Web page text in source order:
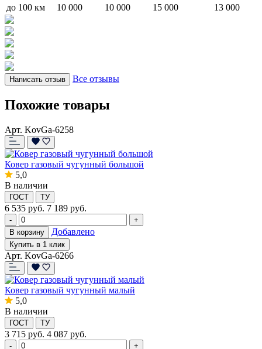
до 100 км
10 000 10 000 15 000 13 000
Написать отзыв Все отзывы
Похожие товары
Арт. KovGa-6258
Ковер газовый чугунный большой
5,0
В наличии
ГОСТ ТУ
6 535 руб. 7 189 руб.
-
+
В корзину
Добавлено
Купить в 1 клик
Арт. KovGa-6266
Ковер газовый чугунный малый
5,0
В наличии
ГОСТ ТУ
3 715 руб. 4 087 руб.
- +